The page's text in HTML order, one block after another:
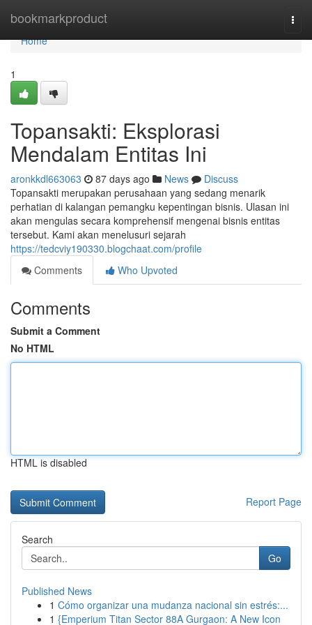
bookmarkproduct
Home
Home
1
Topansakti: Eksplorasi
Mendalam Entitas Ini
aronkkdl663063 87 days ago News
Discuss
Topansakti merupakan perusahaan yang sedang menarik
perhatian di kalangan pemangku kepentingan bisnis. Ulasan ini
akan mengulas secara komprehensif mengenai bisnis entitas
tersebut. Kami akan menelusuri sejarah
https://tedcviy190330.blogchaat.com/profile
Comments
Who Upvoted
Comments
Submit a Comment
No HTML
HTML is disabled
Report Page
Search
Go
Published News
1 Cómo organizar una mudanza nacional sin estrés:...
1 {Emperium Titan Sector 88A Gurgaon: A New Icon